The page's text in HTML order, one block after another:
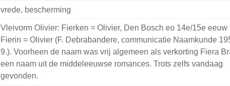
vrede, bescherming
Vleivorm Olivier: Fierken = Olivier, Den Bosch eo 14e/15e eeuw
Fierin = Olivier (F. Debrabandere, communicatie Naamkunde
9.). Voorheen de naam was vrij algemeen als verkorting Fiera
een naam uit de middeleeuwse romances. Trots zelfs vandaag
gevonden.